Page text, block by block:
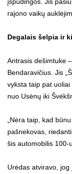
rajono vaikų
Degalais šelpia ir
Antrasis dešimtuke
Bendaravičius. Jis
vyksta taip pat
nuo Usėnų iki
„Nėra taip, kad
pašnekovas,
šis automobilis 100-
Urėdas atviravo,